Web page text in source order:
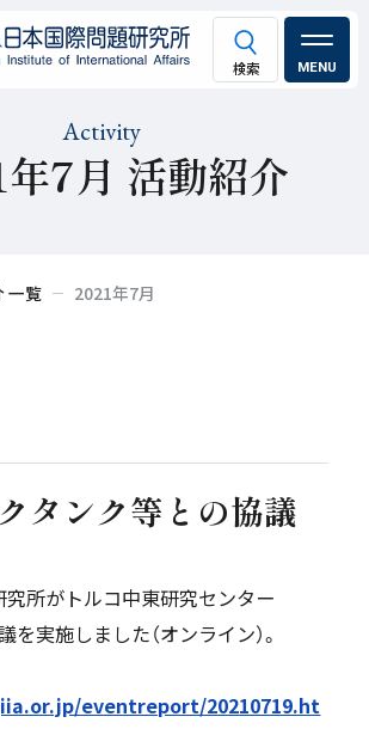
MENU
Activity
7月 活動紹介
一覧 2021年7月
タンク等との協議
究所がトルコ中東研究センター
を実施しました（オンライン）。
eventreport/20210719.ht